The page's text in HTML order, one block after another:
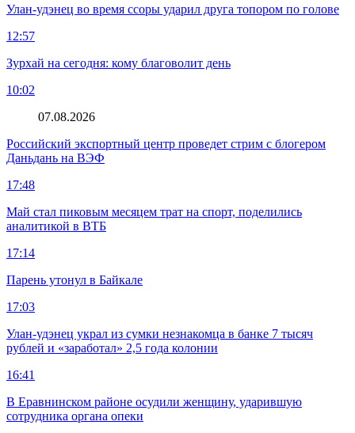
Улан-удэнец во время ссоры ударил друга топором по голове
12:57
Зурхай на сегодня: кому благоволит день
10:02
07.08.2026
Российский экспортный центр проведет стрим с блогером
Даньдань на ВЭФ
17:48
Май стал пиковым месяцем трат на спорт, поделились
аналитикой в ВТБ
17:14
Парень утонул в Байкале
17:03
Улан-удэнец украл из сумки незнакомца в банке 7 тысяч
рублей и «заработал» 2,5 года колонии
16:41
В Еравнинском районе осудили женщину, ударившую
сотрудника органа опеки